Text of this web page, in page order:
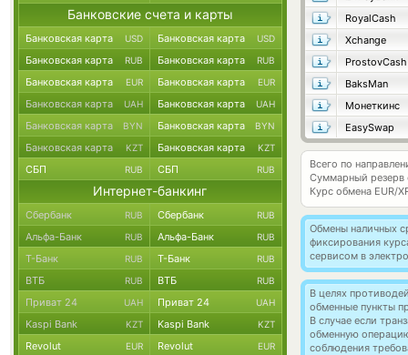
RoyalCash
Xchange
ProstovCash
BaksMan
Монеткинс
EasySwap
Всего по
Суммарный резерв
Курс обмена EUR/
Обмены наличных
фиксирования
сервисом в
В целях
обменные пункты
В случае если
обменную
соблюдения
Банковские счета и карты
Банковская карта USD Банковская карта USD
Банковская карта RUB Банковская карта RUB
Банковская карта EUR Банковская карта EUR
Банковская карта UAH Банковская карта UAH
Банковская карта BYN Банковская карта BYN
Банковская карта KZT Банковская карта KZT
СБП RUB СБП RUB
Интернет-банкинг
Сбербанк RUB Сбербанк RUB
Альфа-Банк RUB Альфа-Банк RUB
Т-Банк RUB Т-Банк RUB
ВТБ RUB ВТБ RUB
Приват 24 UAH Приват 24 UAH
Kaspi Bank KZT Kaspi Bank KZT
Revolut EUR Revolut EUR